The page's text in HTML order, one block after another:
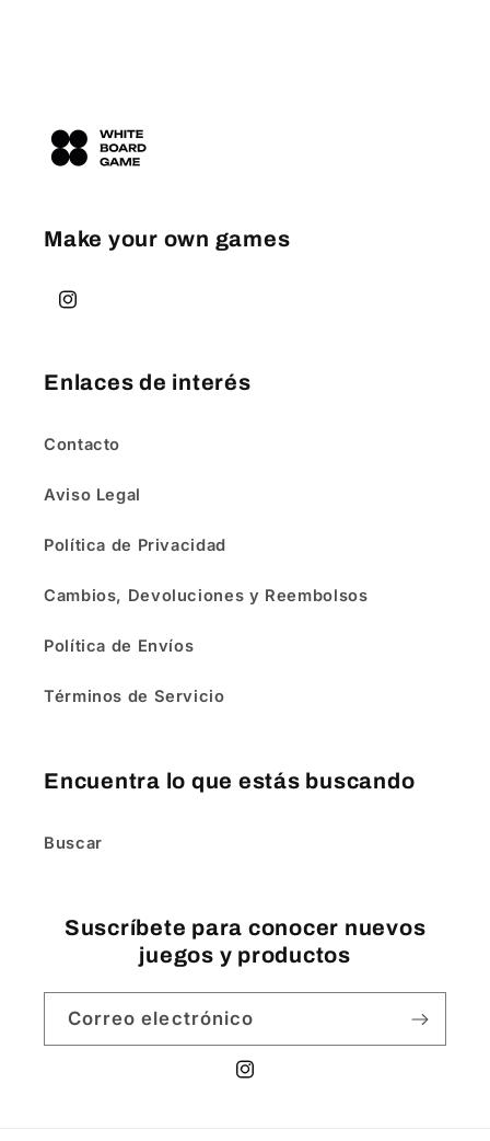
Make your own games
Instagram
Enlaces de interés
Contacto
Aviso Legal
Política de Privacidad
Cambios, Devoluciones y Reembolsos
Política de Envíos
Términos de Servicio
Encuentra lo que estás buscando
Buscar
Suscríbete para conocer nuevos
juegos y productos
Correo electrónico
Instagram